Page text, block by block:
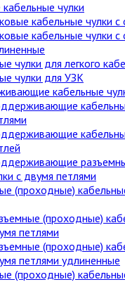
чулки
кабельные чулки
кабельные чулки
чулки для легкого
чулки для УЗК
кабельные
с двумя петлями
(проходные)
(проходные)
петлями
(проходные)
петлями удлиненные
(проходные)